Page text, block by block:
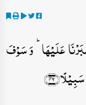
عَلَیۡہَا ؕ وَ سَوۡفَ